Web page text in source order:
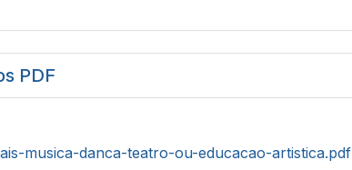
PDF
musica-danca-teatro-ou-educacao-artistica.pdf